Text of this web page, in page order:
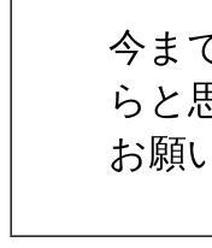
今ま
らと
お願